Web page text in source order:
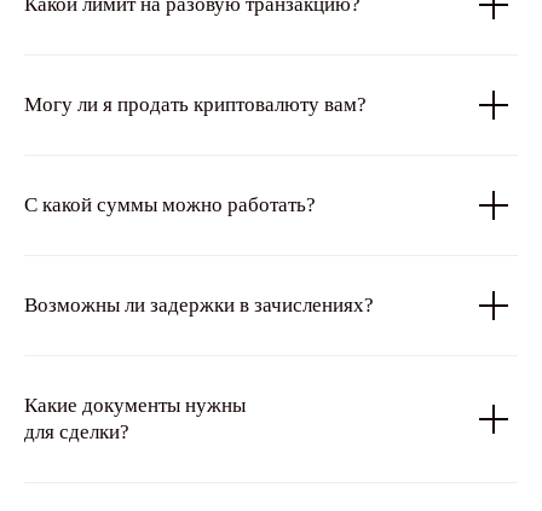
Могу ли я продать криптовалюту вам?
С какой суммы можно работать?
Возможны ли задержки в зачислениях?
Какие документы нужны
для сделки?